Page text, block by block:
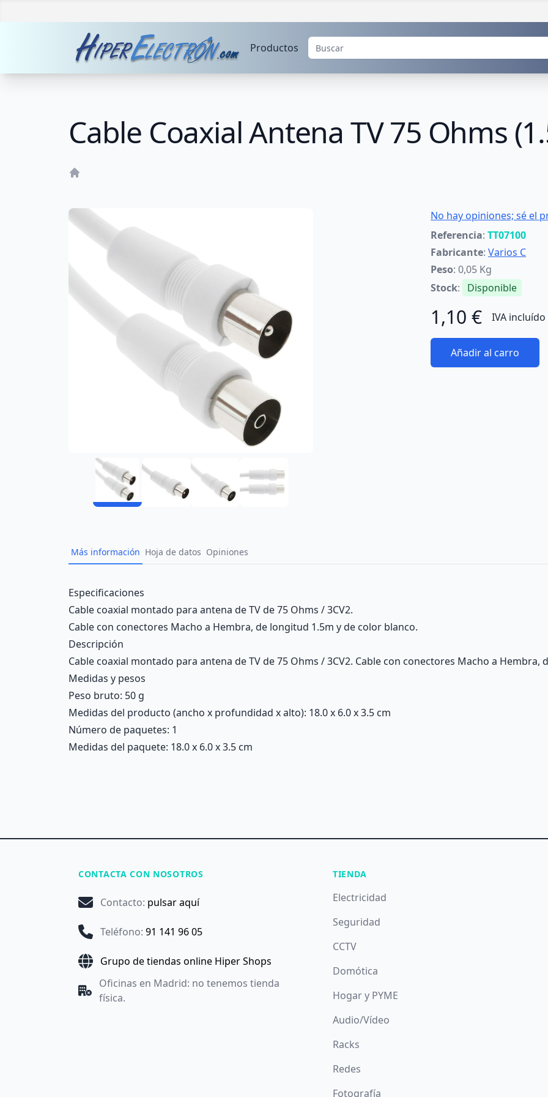
Productos
Cable Coaxial Antena TV 75 Ohms
No hay opiniones; sé el
Referencia: TT07100
Fabricante: Varios C
Peso: 0,05 Kg
Stock: Disponible
1,10 € IVA incluído
Añadir al carro
Más información Hoja de datos Opiniones
Description
Especificaciones
Cable coaxial montado para antena de TV de 75 Ohms / 3CV2.
Cable con conectores Macho a Hembra, de longitud 1.5m y de color blanco.
Descripción
Cable coaxial montado para antena de TV de 75 Ohms / 3CV2. Cable con conectores Macho a
Medidas y pesos
Peso bruto: 50 g
Medidas del producto (ancho x profundidad x alto): 18.0 x 6.0 x 3.5 cm
Número de paquetes: 1
Medidas del paquete: 18.0 x 6.0 x 3.5 cm
CONTACTA CON NOSOTROS
Contacto: pulsar aquí
Teléfono: 91 141 96 05
Grupo de tiendas online Hiper Shops
Oficinas en Madrid: no tenemos tienda
física.
TIENDA
Electricidad
Seguridad
CCTV
Domótica
Hogar y PYME
Audio/Vídeo
Racks
Redes
Fotografía